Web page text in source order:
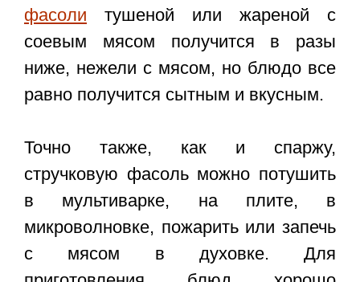
фасоли тушеной или жареной с
соевым мясом получится в разы
ниже, нежели с мясом, но блюдо все
равно получится сытным и вкусным.
Точно также, как и спаржу,
стручковую фасоль можно потушить
в мультиварке, на плите, в
микроволновке, пожарить или запечь
с мясом в духовке. Для